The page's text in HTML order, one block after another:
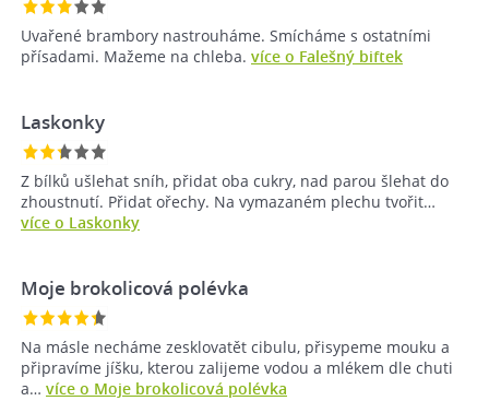
Uvařené brambory nastrouháme. Smícháme s ostatními
přísadami. Mažeme na chleba. více o Falešný biftek
Laskonky
Z bílků ušlehat sníh, přidat oba cukry, nad parou šlehat do
zhoustnutí. Přidat ořechy. Na vymazaném plechu tvořit…
více o Laskonky
Moje brokolicová polévka
Na másle necháme zesklovatět cibulu, přisypeme mouku a
připravíme jíšku, kterou zalijeme vodou a mlékem dle chuti
a… více o Moje brokolicová polévka